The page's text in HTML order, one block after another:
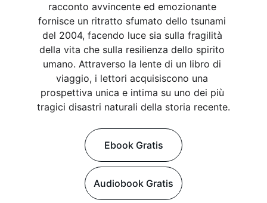
racconto avvincente ed emozionante
fornisce un ritratto sfumato dello tsunami
del 2004, facendo luce sia sulla fragilità
della vita che sulla resilienza dello spirito
umano. Attraverso la lente di un libro di
viaggio, i lettori acquisiscono una
prospettiva unica e intima su uno dei più
tragici disastri naturali della storia recente.
Audiobook Gratis
Ebook Gratis